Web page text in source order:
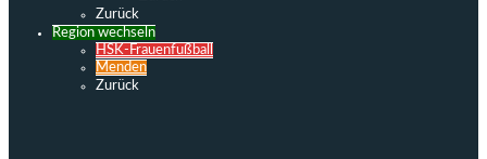
Zurück
Region wechseln
HSK-Frauenfußball
Menden
Zurück